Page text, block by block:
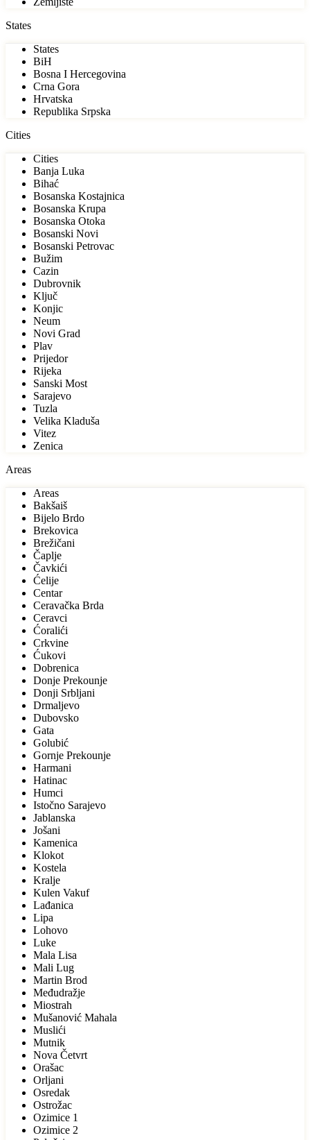
States
States
BiH
Bosna I Hercegovina
Crna Gora
Hrvatska
Republika Srpska
Cities
Cities
Banja Luka
Bihać
Bosanska Kostajnica
Bosanska Krupa
Bosanska Otoka
Bosanski Novi
Bosanski Petrovac
Bužim
Cazin
Dubrovnik
Ključ
Konjic
Neum
Novi Grad
Plav
Prijedor
Rijeka
Sanski Most
Sarajevo
Tuzla
Velika Kladuša
Vitez
Zenica
Areas
Areas
Bakšaiš
Bijelo Brdo
Brekovica
Brežičani
Čaplje
Čavkići
Ćelije
Centar
Ceravačka Brda
Ceravci
Ćoralići
Crkvine
Ćukovi
Dobrenica
Donje Prekounje
Donji Srbljani
Drmaljevo
Dubovsko
Gata
Golubić
Gornje Prekounje
Harmani
Hatinac
Humci
Istočno Sarajevo
Jablanska
Jošani
Kamenica
Klokot
Kostela
Kralje
Kulen Vakuf
Lađanica
Lipa
Lohovo
Luke
Mala Lisa
Mali Lug
Martin Brod
Međudražje
Miostrah
Mušanović Mahala
Muslići
Mutnik
Nova Četvrt
Orašac
Orljani
Osredak
Ostrožac
Ozimice 1
Ozimice 2